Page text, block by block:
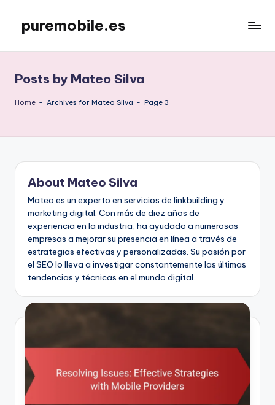
content
puremobile.es
Posts by Mateo Silva
Home - Archives for Mateo Silva - Page 3
About Mateo Silva
Mateo es un experto en servicios de linkbuilding y
marketing digital. Con más de diez años de
experiencia en la industria, ha ayudado a numerosas
empresas a mejorar su presencia en línea a través de
estrategias efectivas y personalizadas. Su pasión por
el SEO lo lleva a investigar constantemente las últimas
tendencias y técnicas en el mundo digital.